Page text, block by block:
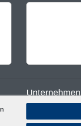
Unternehmen
Blog